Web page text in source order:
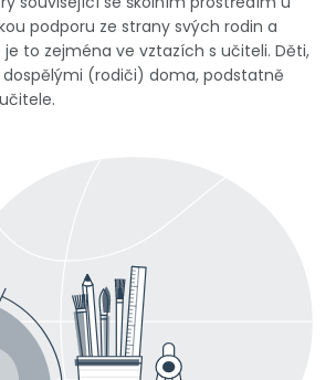
podporu ze strany svých rodin a
to zejména ve vztazích s učiteli. Děti,
(rodiči) doma, podstatně